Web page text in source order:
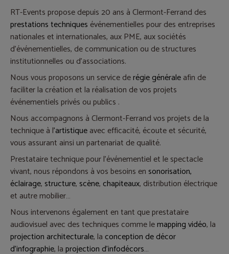
RT-Events propose depuis 20 ans à Clermont-Ferrand des
prestations techniques événementielles pour des entreprises
nationales et internationales, aux PME, aux sociétés
d'événementielles, de communication ou de structures
institutionnelles ou d'associations.
Nous vous proposons un service derégie généraleafin de
faciliter la création et la réalisation de vos projets
événementiels privés ou publics .
Nous accompagnons à Clermont-Ferrand vos projets de la
technique à l'artistiqueavec efficacité, écoute et sécurité,
vous assurant ainsi un partenariat de qualité.
Prestataire technique pour l'événementiel et le spectacle
vivant, nous répondons à vos besoins en sonorisation,
éclairage, structure, scène,chapiteaux, distribution électrique
et autre mobilier…
Nous intervenons également en tant que prestataire
audiovisuel avec des techniques comme lemapping vidéo, la
projection architecturale, laconception de décor
d'infographie, laprojection d'infodécors…